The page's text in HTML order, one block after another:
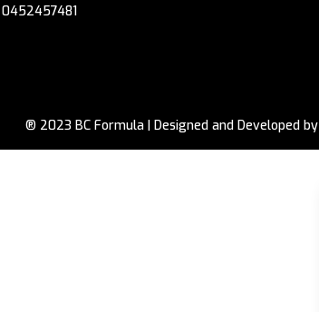
® 2023 BC Formula | Designed and Developed by